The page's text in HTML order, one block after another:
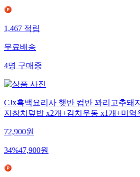
1,467적립
무료배송
4명구매중
CJx흑백요리사 햇반 컵반 꽈리고추돼
지참치덮밥 x2개+김치우동 x1개+미역
72,900원
34%47,900원